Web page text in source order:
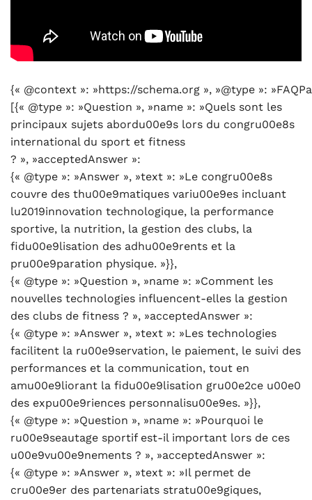
{« @context »: »https://schema.org », »@type »:
[{« @type »: »Question », »name »: »Quels sont les
principaux sujets abordu00e9s lors du congru00e8s
international du sport et fitness
? », »acceptedAnswer »:
{« @type »: »Answer », »text »: »Le congru00e8s
couvre des thu00e9matiques variu00e9es incluant
lu2019innovation technologique, la performance
sportive, la nutrition, la gestion des clubs, la
fidu00e9lisation des adhu00e9rents et la
pru00e9paration physique. »}},
{« @type »: »Question », »name »: »Comment les
nouvelles technologies influencent-elles la gestion
des clubs de fitness ? », »acceptedAnswer »:
{« @type »: »Answer », »text »: »Les technologies
facilitent la ru00e9servation, le paiement, le suivi des
performances et la communication, tout en
amu00e9liorant la fidu00e9lisation gru00e2ce u00e0
des expu00e9riences personnalisu00e9es. »}},
{« @type »: »Question », »name »: »Pourquoi le
ru00e9seautage sportif est-il important lors de ces
u00e9vu00e9nements ? », »acceptedAnswer »:
{« @type »: »Answer », »text »: »Il permet de
cru00e9er des partenariats stratu00e9giques,